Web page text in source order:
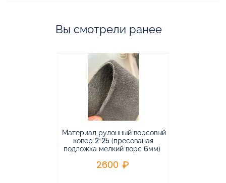
Вы смотрели ранее
Материал рулонный ворсовый
ковер 2*25 (пресованая
подложка мелкий ворс 6мм)
2600